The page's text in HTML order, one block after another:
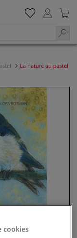
La nature au pastel
cookies